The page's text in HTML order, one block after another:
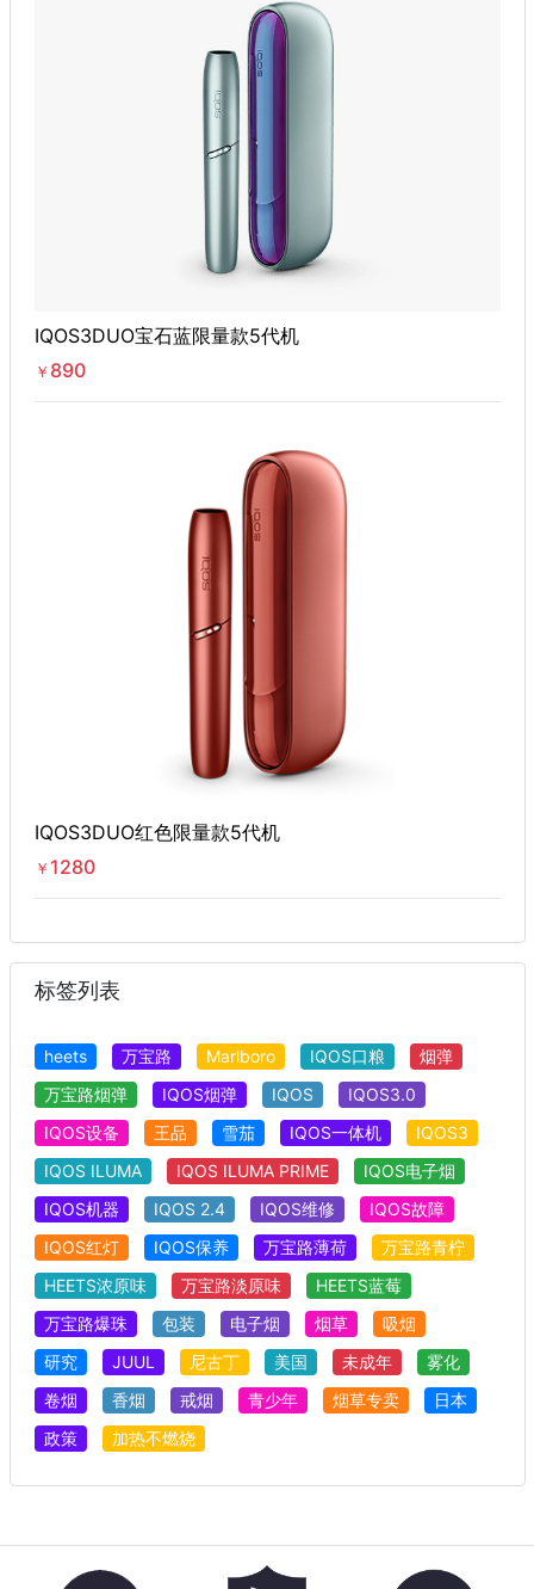
IQOS3DUO宝石蓝限量款5代机
￥ 890
IQOS3DUO红色限量款5代机
￥ 1280
标签列表
heets 万宝路 Marlboro IQOS口粮
烟弹
万宝路烟弹
IQOS烟弹 IQOS
IQOS3.0
IQOS设备
王品 雪茄 IQOS一体机
IQOS3
IQOS ILUMA
IQOS ILUMA PRIME
IQOS电子烟
IQOS机器
IQOS 2.4 IQOS维修
IQOS故障
IQOS红灯
IQOS保养 万宝路薄荷
万宝路青柠
HEETS浓原味
万宝路淡原味
HEETS蓝莓
万宝路爆珠
包装 电子烟 烟草
吸烟
研究
JUUL 尼古丁 美国 未成年
雾化
卷烟
香烟 戒烟 青少年 烟草专卖
日本
政策
加热不燃烧